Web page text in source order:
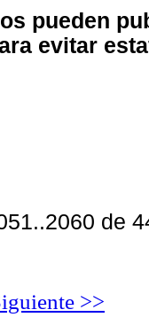
pueden
evitar
de
>>